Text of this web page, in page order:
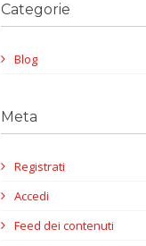
Categorie
Blog
Meta
Registrati
Accedi
Feed dei contenuti